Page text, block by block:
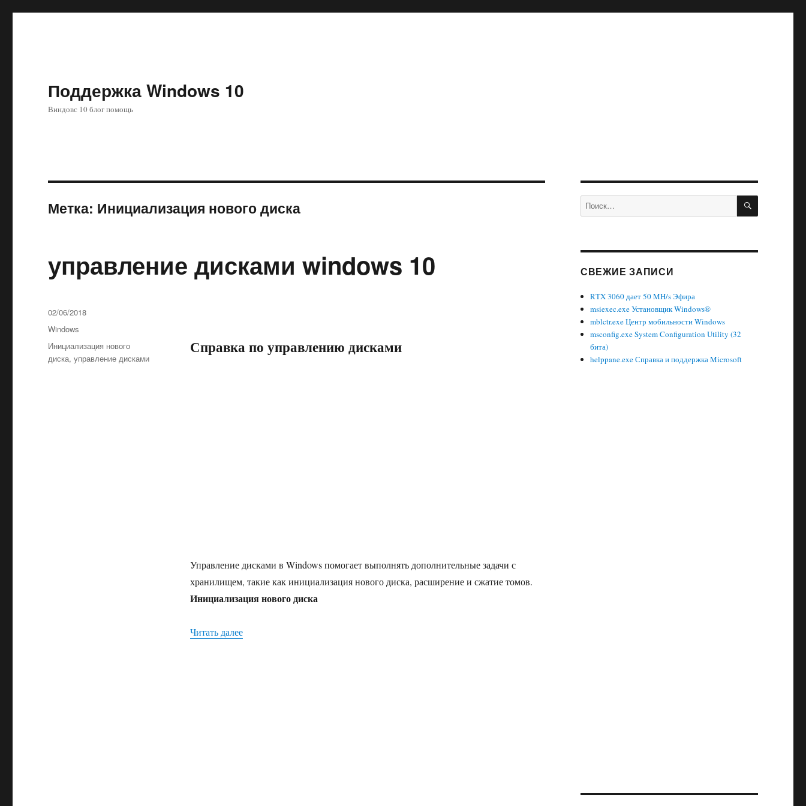
Поддержка Windows 10
Виндовс 10 блог помощь
Метка: Инициализация нового диска
управление дисками windows 10
Справка по управлению дисками
Управление дисками в Windows помогает выполнять дополнительные задачи с
хранилищем, такие как инициализация нового диска, расширение и сжатие томов.
Инициализация нового диска
Читать далее«управление дисками windows 10»
Опубликовано
02/06/2018
Рубрики
Windows
Метки
Инициализация нового
диска,управление дисками
Искать: ПОИСК
СВЕЖИЕ ЗАПИСИ
RTX 3060 дает 50 MH/s Эфира
msiexec.exe Установщик Windows®
mblctr.exe Центр мобильности Windows
msconfig.exe System Configuration Utility (32
бита)
helppane.exe Справка и поддержка Microsoft